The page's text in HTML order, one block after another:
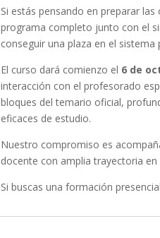
Si estás pensando en preparar
programa completo junto con el
conseguir una plaza en el sistema
El curso dará comienzo el 6 de
interacción con el profesorado
bloques del temario oficial,
eficaces de estudio.
Nuestro compromiso es
docente con amplia trayectoria
Si buscas una formación